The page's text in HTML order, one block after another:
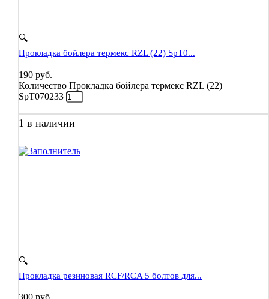
🔍
Прокладка бойлера термекс RZL (22) SpT0...
190 руб.
Количество Прокладка бойлера термекс RZL (22)
SpT070233
1 в наличии
🔍
Прокладка резиновая RCF/RCA 5 болтов для...